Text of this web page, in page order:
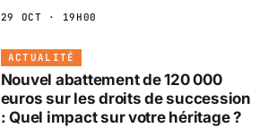
29 OCT · 19H00
ACTUALITÉ
Nouvel abattement de 120 000
euros sur les droits de succession
: Quel impact sur votre héritage ?